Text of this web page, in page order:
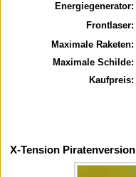
Energiegenerator:
Frontlaser:
Maximale Raketen:
Maximale Schilde:
Kaufpreis:
X-Tension Piratenversion